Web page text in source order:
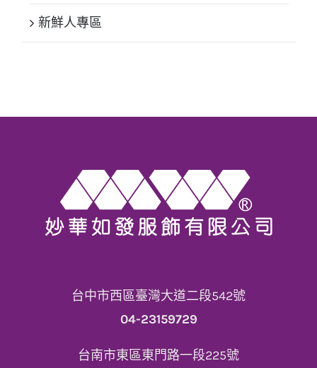
新鮮人專區
台中市西區臺灣大道二段542號
04-23159729
台南市東區東門路一段225號